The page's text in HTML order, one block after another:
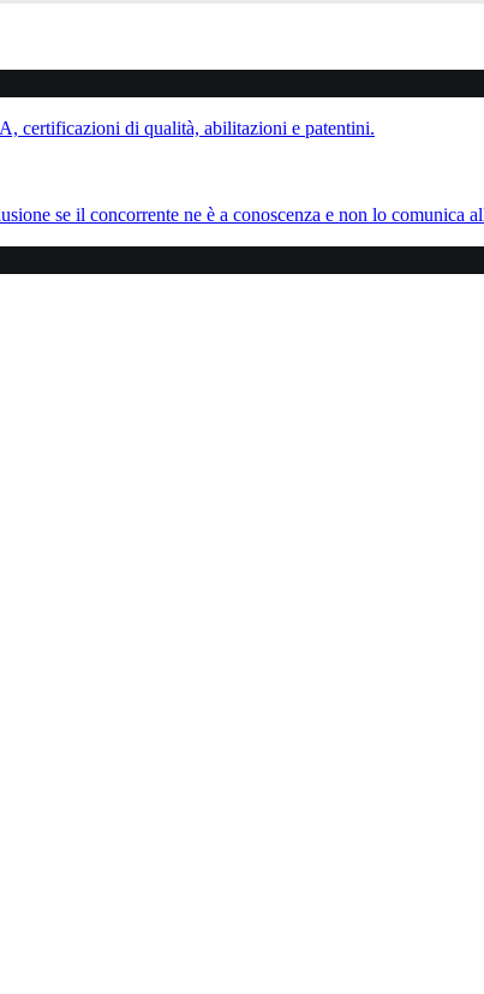
certificazioni di qualità, abilitazioni e patentini.
se il concorrente ne è a conoscenza e non lo comunica